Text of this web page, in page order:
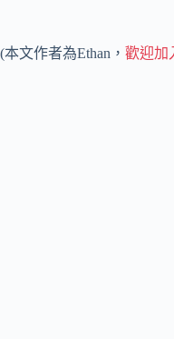
(本文作者為Ethan， 歡迎加